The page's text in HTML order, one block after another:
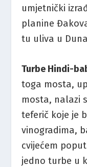
umjetnički
planine
tu uliva u
Turbe Hindi-
toga mosta,
mosta, nalazi
teferič koje je
vinogradima,
cvijećem
jedno turbe u